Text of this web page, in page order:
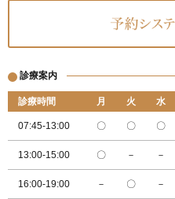
診療案内
診療時間 月 火 水
07:45-13:00 〇 〇 〇
13:00-15:00 〇 － －
16:00-19:00 － 〇 －